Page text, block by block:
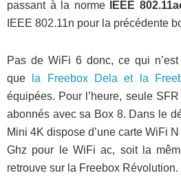
passant à la norme
IEEE
IEEE 802.11n pour la précédente
Pas de WiFi 6 donc, ce qui
que
la Freebox Dela et la
équipées. Pour l’heure, seule
abonnés avec sa Box 8. Dans le
Mini 4K dispose d’une carte WiFi
Ghz pour le WiFi ac, soit la
retrouve sur la Freebox Révolution.